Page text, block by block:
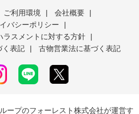
ご利用環境 | 会社概要
|
バシーポリシー
|
ラスメントに対する方針
|
く表記
| 古物営業法に基づく表記
ープのフォーレスト株式会社が運営す